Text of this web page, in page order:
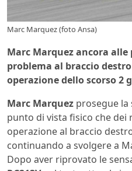
Marc Marquez (foto Ansa)
Marc Marquez ancora alle
problema al braccio
operazione dello scorso 2
Marc Marquez prosegue la
punto di vista fisico che
operazione al braccio
continuando a svolgere a
Dopo aver riprovato le